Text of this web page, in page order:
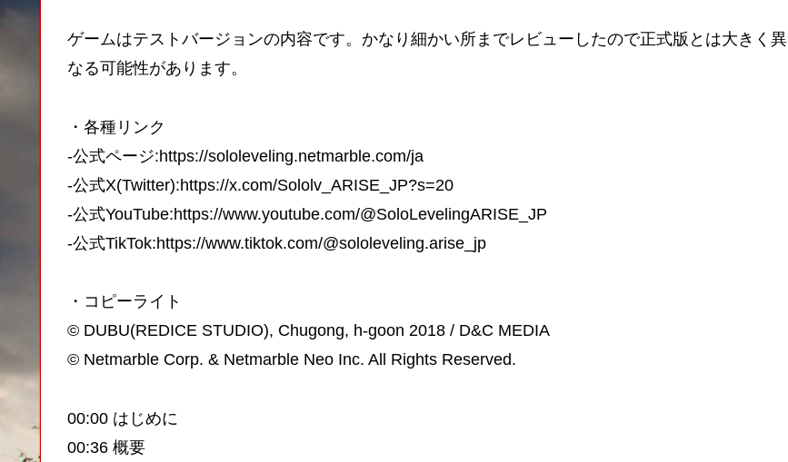
ゲームはテストバージョンの内容です。かなり細かい所までレビューしたので正式版とは大きく異
なる可能性があります。
・各種リンク
-公式ページ:https://sololeveling.netmarble.com/ja
-公式X(Twitter):https://x.com/Sololv_ARISE_JP?s=20
-公式YouTube:https://www.youtube.com/@SoloLevelingARISE_JP
-公式TikTok:https://www.tiktok.com/@sololeveling.arise_jp
・コピーライト
©︎ DUBU(REDICE STUDIO), Chugong, h-goon 2018 / D&C MEDIA
©︎ Netmarble Corp. & Netmarble Neo Inc. All Rights Reserved.
00:00 はじめに
00:36 概要